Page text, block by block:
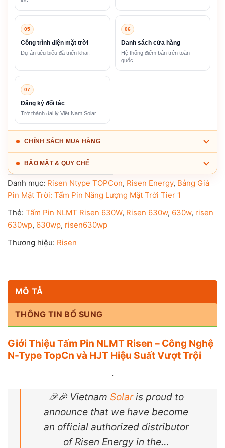
05
Công trình điện mặt trời
Dự án tiêu biểu đã triển khai.
06
Danh sách cửa hàng
Hệ thống điểm bán trên toàn
quốc.
07
Đăng ký đối tác
Trở thành đại lý Việt Nam Solar.
CHÍNH SÁCH MUA HÀNG
BẢO MẬT & QUY CHẾ
Danh mục: Risen Ntype TOPCon, Risen Energy, Bảng Giá
Pin Mặt Trời: Tấm Pin Năng Lượng Mặt Trời Tier 1
Thẻ: Tấm Pin NLMT Risen 630W, Risen 630w, 630w, risen
630wp, 630wp, risen630wp
Thương hiệu: Risen
MÔ TẢ
THÔNG TIN BỔ SUNG
Giới Thiệu Tấm Pin NLMT Risen – Công Nghệ
N-Type TopCn và HJT Hiệu Suất Vượt Trội
.
🎉🎉 Vietnam Solaris proud to
announce that we have become
an official authorized distributor
of Risen Energy in the…